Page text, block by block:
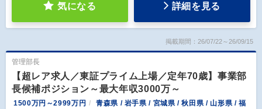
気になる 詳細を見る
掲載期間：26/07/22～26/09/15
管理部長
【超レア求人／東証プライム上場／定年70歳】事業部
長候補ポジション～最大年収3000万～
1500万円～2999万円
青森県 / 岩手県 / 宮城県 / 秋田県 / 山形県 / 福